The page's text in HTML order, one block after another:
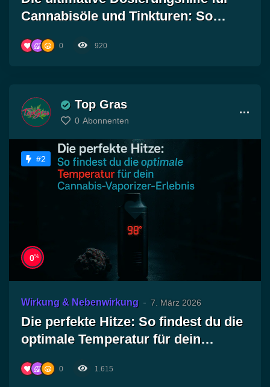
Cannabisöle und Tinkturen: So
Einnahme für dein Wohlbefinden!
0 920
Top Gras
0 Abonnenten
#2
0%
Wirkung & Nebenwirkung 7. März 2026
Die perfekte Hitze: So findest du die
optimale Temperatur für dein
0 1.615